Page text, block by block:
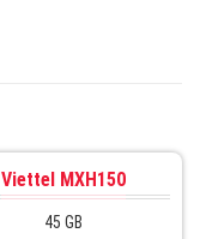
Viettel MXH150
45 GB